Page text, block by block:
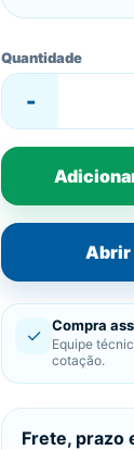
Quantidade
-
Abrir
✓ Compra
Equipe
cotação.
Frete, prazo